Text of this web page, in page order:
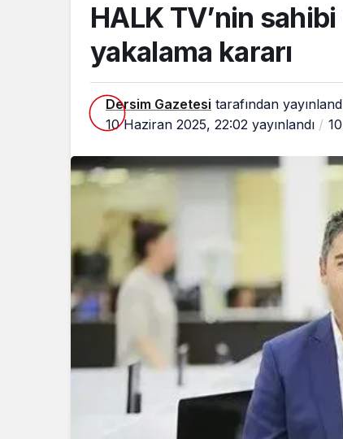
HALK TV’nin
yakalama kararı
Dersim Gazetesi tarafından
10 Haziran 2025, 22:02 yayınlandı